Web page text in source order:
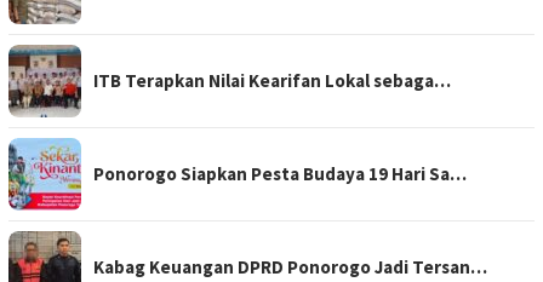
ITB Terapkan Nilai Kearifan Lokal sebaga…
Ponorogo Siapkan Pesta Budaya 19 Hari Sa…
Kabag Keuangan DPRD Ponorogo Jadi Tersan…